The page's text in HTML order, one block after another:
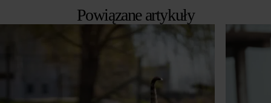
Powiązane artykuły